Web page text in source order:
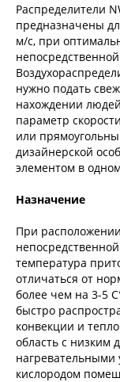
Распределители
предназначены
м/с, при
нужно подать
нахождении
параметр
или
дизайнерской
элементом в
Назначение
При
температура
отличаться от
более чем на 3-5
быстро
конвекции и
область с низким
кислородом